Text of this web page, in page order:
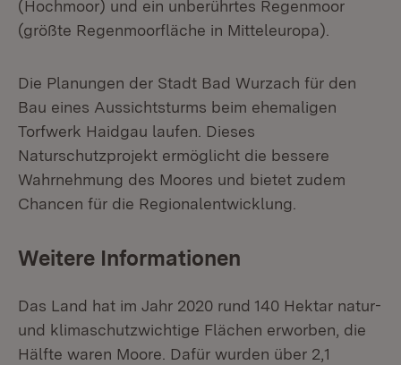
(Hochmoor) und ein unberührtes Regenmoor
(größte Regenmoorfläche in Mitteleuropa).
Die Planungen der Stadt Bad Wurzach für den
Bau eines Aussichtsturms beim ehemaligen
Torfwerk Haidgau laufen. Dieses
Naturschutzprojekt ermöglicht die bessere
Wahrnehmung des Moores und bietet zudem
Chancen für die Regionalentwicklung.
Weitere Informationen
Das Land hat im Jahr 2020 rund 140 Hektar natur-
und klimaschutzwichtige Flächen erworben, die
Hälfte waren Moore. Dafür wurden über 2,1